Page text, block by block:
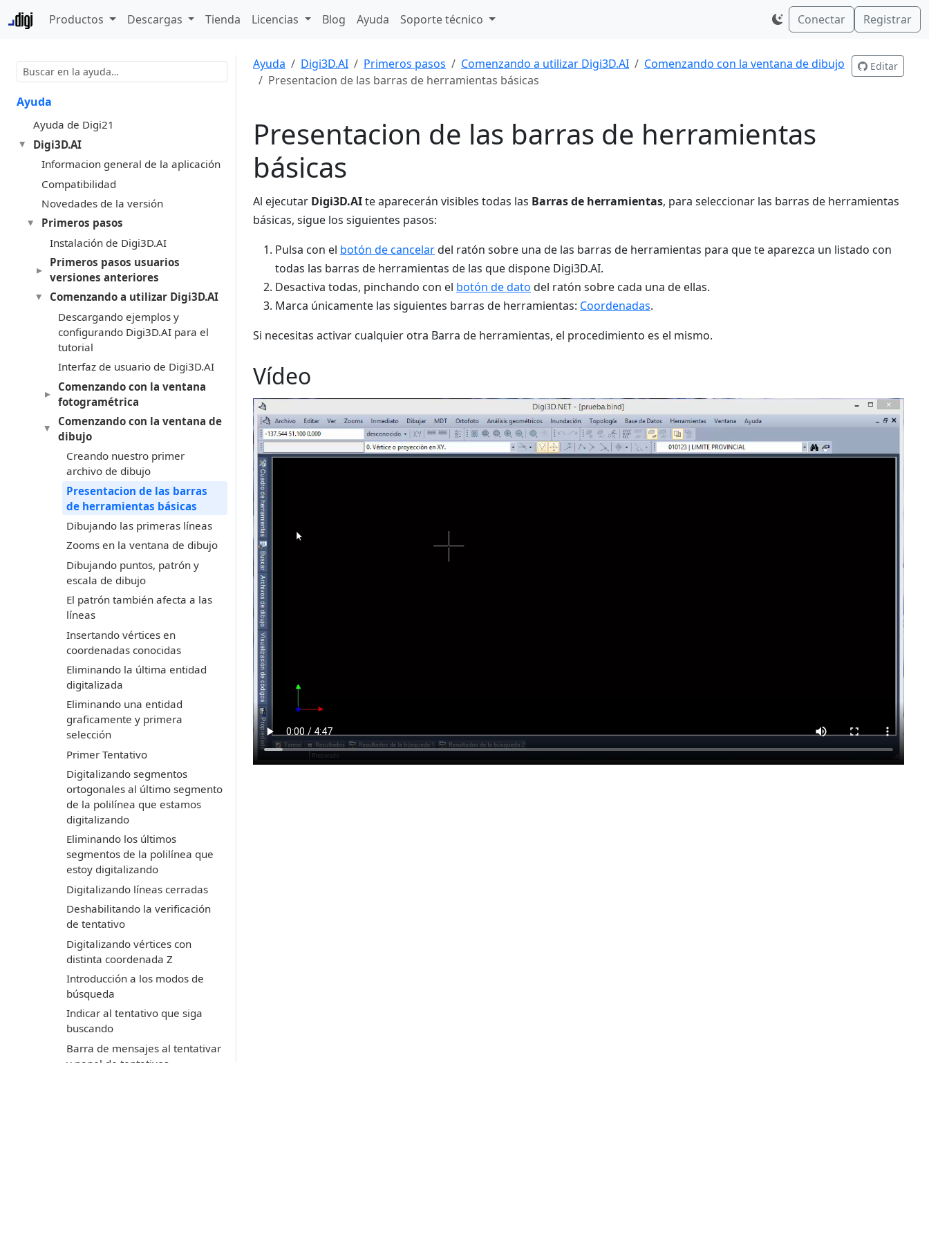
Productos Descargas Tienda Licencias Blog Ayuda Soporte técnico Conectar Registrar
Ayuda
Ayuda de Digi21
Digi3D.AI
Informacion general de la aplicación
Compatibilidad
Novedades de la versión
Primeros pasos
Instalación de Digi3D.AI
Primeros pasos usuarios
versiones anteriores
Comenzando a utilizar Digi3D.AI
Descargando ejemplos y
configurando Digi3D.AI para el
tutorial
Interfaz de usuario de Digi3D.AI
Comenzando con la ventana
fotogramétrica
Comenzando con la ventana de
dibujo
Creando nuestro primer
archivo de dibujo
Presentacion de las barras
de herramientas básicas
Dibujando las primeras líneas
Zooms en la ventana de dibujo
Dibujando puntos, patrón y
escala de dibujo
El patrón también afecta a las
líneas
Insertando vértices en
coordenadas conocidas
Eliminando la última entidad
digitalizada
Eliminando una entidad
graficamente y primera
selección
Primer Tentativo
Digitalizando segmentos
ortogonales al último segmento
de la polilínea que estamos
digitalizando
Eliminando los últimos
segmentos de la polilínea que
estoy digitalizando
Digitalizando líneas cerradas
Deshabilitando la verificación
de tentativo
Digitalizando vértices con
distinta coordenada Z
Introducción a los modos de
búsqueda
Indicar al tentativo que siga
buscando
Barra de mensajes al tentativar
y panel de tentativos
Ayuda Digi3D.AI Primeros pasos Comenzando a utilizar Digi3D.AI
Comenzando con la ventana de dibujo
Presentacion de las barras de herramientas básicas
Editar
Presentacion de las barras de herramientas
básicas
Al ejecutar Digi3D.AIte aparecerán visibles todas las Barras de herramientas, para seleccionar las barras de herramientas
básicas, sigue los siguientes pasos:
Pulsa con el botón de cancelardel ratón sobre una de las barras de herramientas para que te aparezca un listado con
todas las barras de herramientas de las que dispone Digi3D.AI.
Desactiva todas, pinchando con el botón de dato del ratón sobre cada una de ellas.
Marca únicamente las siguientes barras de herramientas: Coordenadas.
Si necesitas activar cualquier otra Barra de herramientas, el procedimiento es el mismo.
Vídeo